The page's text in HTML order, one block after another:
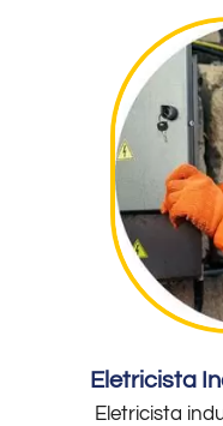
Eletricista
Eletricista